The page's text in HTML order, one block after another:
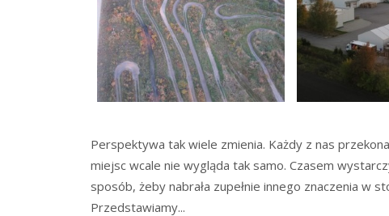
Perspektywa tak wiele zmienia. Każdy z nas
miejsc wcale nie wygląda tak samo. Czasem
sposób, żeby nabrała zupełnie innego znaczenia w
Przedstawiamy...